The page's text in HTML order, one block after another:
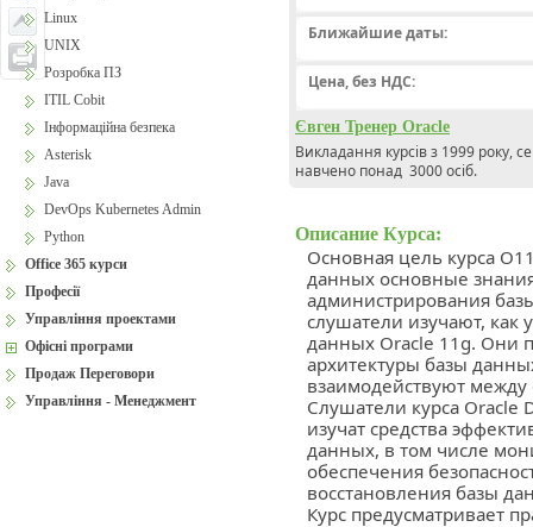
Ближайшие даты:
Цена, без НДС:
Євген Тренер Oracle
Викладання курсів з 1999 року,
навчено понад 3000 осіб.
Описание Курса:
Основная цель курса
данных основные
администрирования
слушатели изучают, как
данных Oracle 11g. Они
архитектуры базы
взаимодействуют
Слушатели курса Oracle
изучат средства
данных, в том числе
обеспечения
восстановления базы
Курс предусматривает
Linux
UNIX
Розробка ПЗ
ITIL Cobit
Інформаційна безпека
Asterisk
Java
DevOps Kubernetes Admin
Python
Office 365 курси
Професії
Управління проектами
Офісні програми
Продаж Переговори
Управління - Менеджмент